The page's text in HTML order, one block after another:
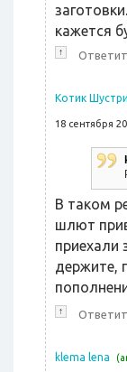
кажется
↑
Котик
18 сентября
В таком
шлют
приехали
держите,
↑
klema lena